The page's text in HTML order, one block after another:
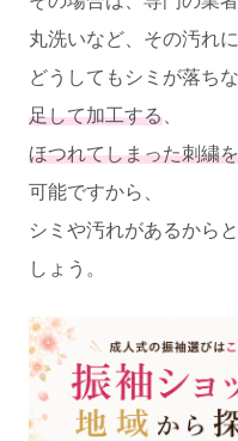
丸洗いなど、その汚れ
どうしてもシミが落ち
足して加工する
ほつれてしまった刺繍
可能ですから、
シミや汚れがあるから
しょう。